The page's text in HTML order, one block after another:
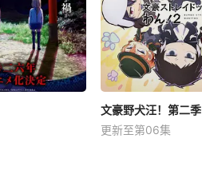
文豪野犬汪！第二季
更新至第06集